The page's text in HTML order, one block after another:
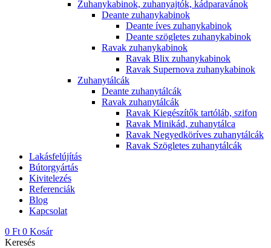
Zuhanykabinok, zuhanyajtók, kádparavánok
Deante zuhanykabinok
Deante íves zuhanykabinok
Deante szögletes zuhanykabinok
Ravak zuhanykabinok
Ravak Blix zuhanykabinok
Ravak Supernova zuhanykabinok
Zuhanytálcák
Deante zuhanytálcák
Ravak zuhanytálcák
Ravak Kiegészítők tartóláb, szifon
Ravak Minikád, zuhanytálca
Ravak Negyedköríves zuhanytálcák
Ravak Szögletes zuhanytálcák
Lakásfelújítás
Bútorgyártás
Kivitelezés
Referenciák
Blog
Kapcsolat
0 Ft 0 Kosár
Keresés